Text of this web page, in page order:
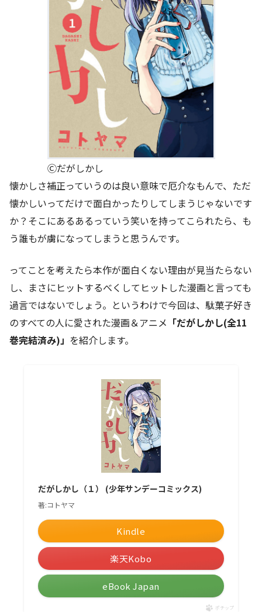
Ⓒだがしかし
懐かしさ補正っていうのは良い意味で厄介なもんで、ただ
懐かしいってだけで面白かったりしてしまうじゃないです
か？そこにあるあるっていう笑いを持ってこられたら、も
う誰もが虜になってしまうと思うんです。
ってことを考えたら本作が面白くない理由が見当たらない
し、まさにヒットするべくしてヒットした漫画と言っても
過言ではないでしょう。というわけで今回は、駄菓子好き
のすべての人に愛された漫画＆アニメ 「だがしかし(全11
巻完結済み)」 を紹介します。
だがしかし（１） (少年サンデーコミックス)
著:コトヤマ
Kindle
楽天Kobo
eBook Japan
ポチップ